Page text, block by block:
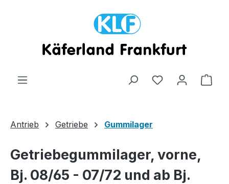
Zum Hauptinhalt springen
Antrieb Getriebe Gummilager
Getriebegummilager, vorne,
Bj. 08/65 - 07/72 und ab Bj.